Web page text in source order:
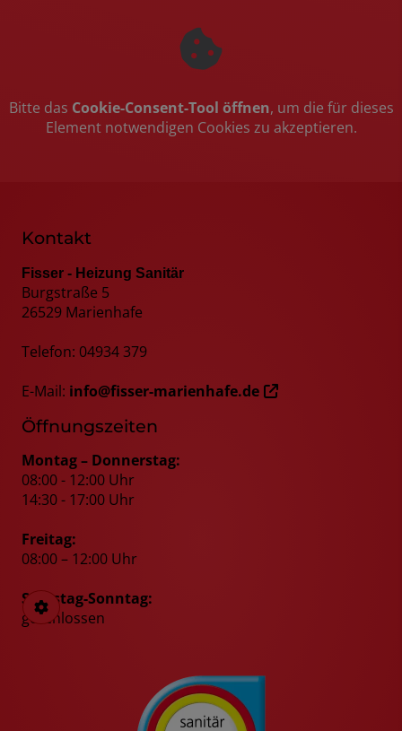
Bitte das Cookie-Consent-Tool öffnen, um die für dieses
Element notwendigen Cookies zu akzeptieren.
Kontakt
Fisser - Heizung Sanitär
Burgstraße 5
26529 Marienhafe
Telefon: 04934 379
E-Mail: info@fisser-marienhafe.de
Öffnungszeiten
Montag – Donnerstag:
08:00 - 12:00 Uhr
14:30 - 17:00 Uhr
Freitag:
08:00 – 12:00 Uhr
Samstag-Sonntag:
geschlossen